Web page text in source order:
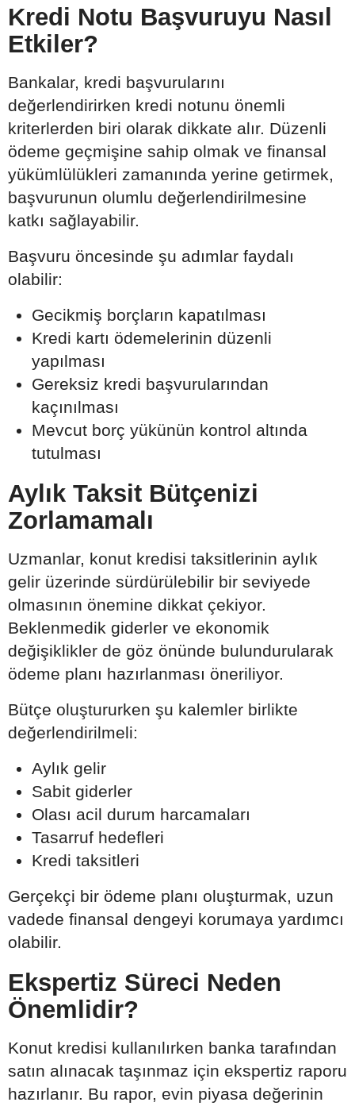
Kredi Notu Başvuruyu Nasıl
Etkiler?
Bankalar, kredi başvurularını
değerlendirirken kredi notunu önemli
kriterlerden biri olarak dikkate alır. Düzenli
ödeme geçmişine sahip olmak ve finansal
yükümlülükleri zamanında yerine getirmek,
başvurunun olumlu değerlendirilmesine
katkı sağlayabilir.
Başvuru öncesinde şu adımlar faydalı
olabilir:
Gecikmiş borçların kapatılması
Kredi kartı ödemelerinin düzenli
yapılması
Gereksiz kredi başvurularından
kaçınılması
Mevcut borç yükünün kontrol altında
tutulması
Aylık Taksit Bütçenizi
Zorlamamalı
Uzmanlar, konut kredisi taksitlerinin aylık
gelir üzerinde sürdürülebilir bir seviyede
olmasının önemine dikkat çekiyor.
Beklenmedik giderler ve ekonomik
değişiklikler de göz önünde bulundurularak
ödeme planı hazırlanması öneriliyor.
Bütçe oluştururken şu kalemler birlikte
değerlendirilmeli:
Aylık gelir
Sabit giderler
Olası acil durum harcamaları
Tasarruf hedefleri
Kredi taksitleri
Gerçekçi bir ödeme planı oluşturmak, uzun
vadede finansal dengeyi korumaya yardımcı
olabilir.
Ekspertiz Süreci Neden
Önemlidir?
Konut kredisi kullanılırken banka tarafından
satın alınacak taşınmaz için ekspertiz raporu
hazırlanır. Bu rapor, evin piyasa değerinin